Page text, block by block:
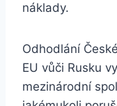
náklady.
Odhodlání
EU vůči Rusku
mezinárodní